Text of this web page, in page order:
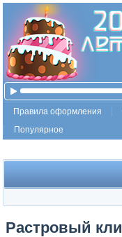
Правила оформления
Популярное
Растровый